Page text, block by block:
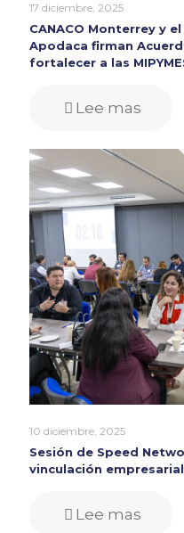
17 diciembre, 2025
CANACO Monterrey y
Apodaca firman
fortalecer a las
Lee mas
10 diciembre, 2025
Sesión de Speed
vinculación
Lee mas